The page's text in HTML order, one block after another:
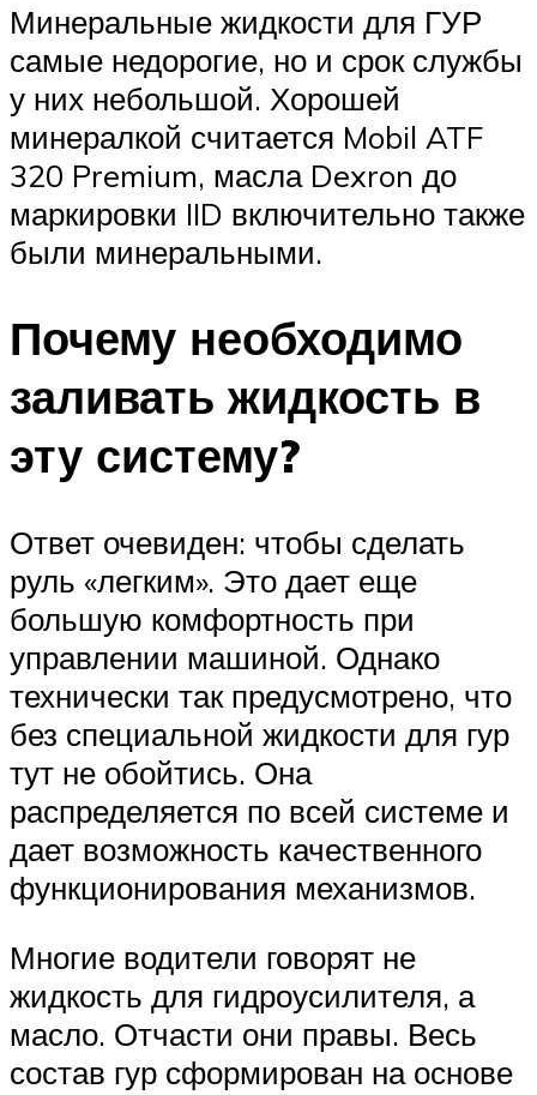
Минеральные жидкости для ГУР
самые недорогие, но и срок службы
у них небольшой. Хорошей
минералкой считается Mobil ATF
320 Premium, масла Dexron до
маркировки IID включительно также
были минеральными.
Почему необходимо
заливать жидкость в
эту систему?
Ответ очевиден: чтобы сделать
руль «легким». Это дает еще
большую комфортность при
управлении машиной. Однако
технически так предусмотрено, что
без специальной жидкости для гур
тут не обойтись. Она
распределяется по всей системе и
дает возможность качественного
функционирования механизмов.
Многие водители говорят не
жидкость для гидроусилителя, а
масло. Отчасти они правы. Весь
состав гур сформирован на основе